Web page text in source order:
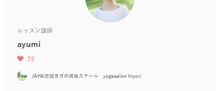
レッスン講師
ayumi
39
JAHA茨城ヨガの資格スクール yogasalon hiyori